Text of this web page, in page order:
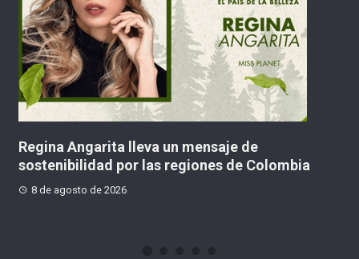
Regina Angarita lleva un mensaje de
sostenibilidad por las regiones de Colombia
8 de agosto de 2026